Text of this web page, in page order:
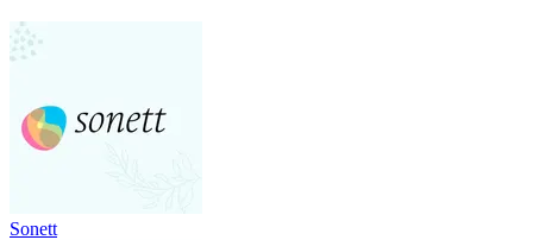
Sonett